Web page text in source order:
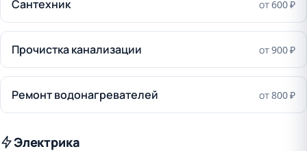
Сантехник от 600 ₽
Прочистка канализации от 900 ₽
Ремонт водонагревателей от 800 ₽
Электрика